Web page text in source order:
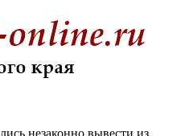
незаконно вывести из